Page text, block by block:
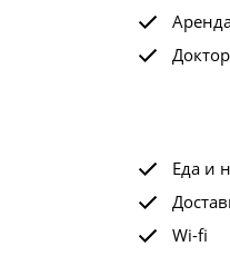
Доктор
Еда и
Wi-fi